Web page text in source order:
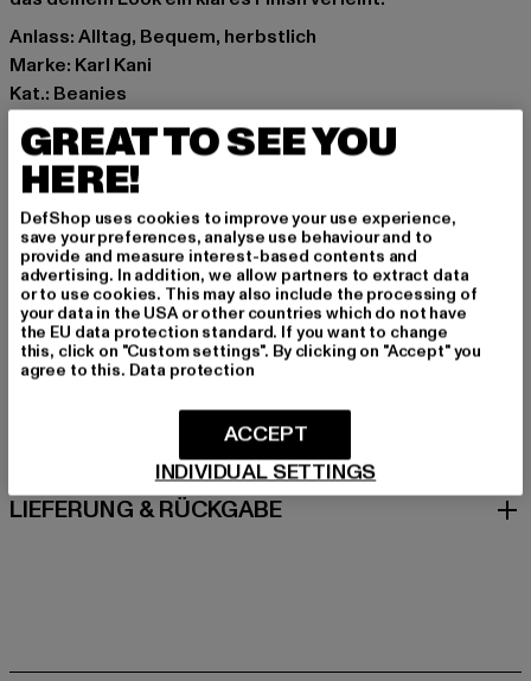
Anlass: Alltag, Bequem, herbstlich
Marke: Karl Kani
Kat.: Beanies
Farbe: braun
Hersteller Farbe: dark taupe
Materialzusammensetzung: 100% Polyacryl
Art.Nr: 7050660-04244
Hersteller: Urban Styles Agency GmbH & Co. KG |
agentur@urbanstylesagency.com
Schanzenstraße 41 | 51063 Köln | DE
GRÖSSE & PASSFORM
PFLEGEHINWEISE
LIEFERUNG & RÜCKGABE
GREAT TO SEE YOU
HERE!
DefShop uses cookies to improve your use experience,
save your preferences, analyse use behaviour and to
provide and measure interest-based contents and
advertising. In addition, we allow partners to extract data
or to use cookies. This may also include the processing of
your data in the USA or other countries which do not have
the EU data protection standard. If you want to change
this, click on "Custom settings". By clicking on "Accept" you
agree to this. Data protection
INDIVIDUAL SETTINGS
ACCEPT